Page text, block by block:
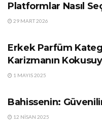
Platformlar Nasıl
29 MART 2026
Erkek Parfüm
Karizmanın
1 MAYIS 2025
Bahissenin:
12 NISAN 2025